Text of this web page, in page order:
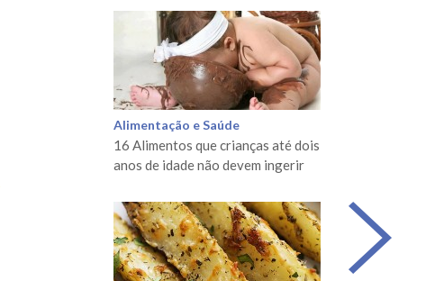
Alimentação e Saúde
16 Alimentos que crianças até dois
anos de idade não devem ingerir